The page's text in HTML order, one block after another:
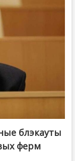
блэкауты
ферм